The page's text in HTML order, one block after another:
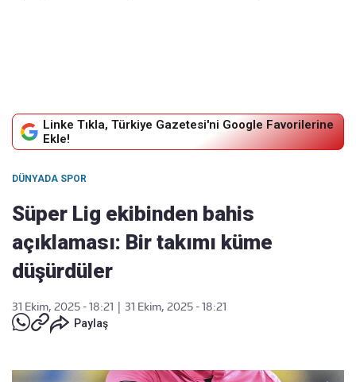
Linke Tıkla, Türkiye Gazetesi'ni Google Favorilerine
Ekle!
DÜNYADA SPOR
Süper Lig ekibinden bahis
açıklaması: Bir takımı küme
düşürdüler
31 Ekim, 2025 - 18:21
31 Ekim, 2025 - 18:21
Paylaş